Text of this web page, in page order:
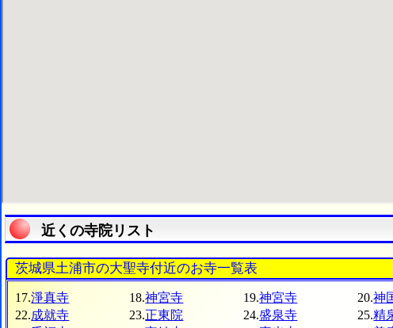
近くの寺院リスト
茨城県土浦市の大聖寺付近のお寺一覧表
17.淨真寺 18.神宮寺 19.神宮寺 20.神
22.成就寺 23.正東院 24.盛泉寺 25.精